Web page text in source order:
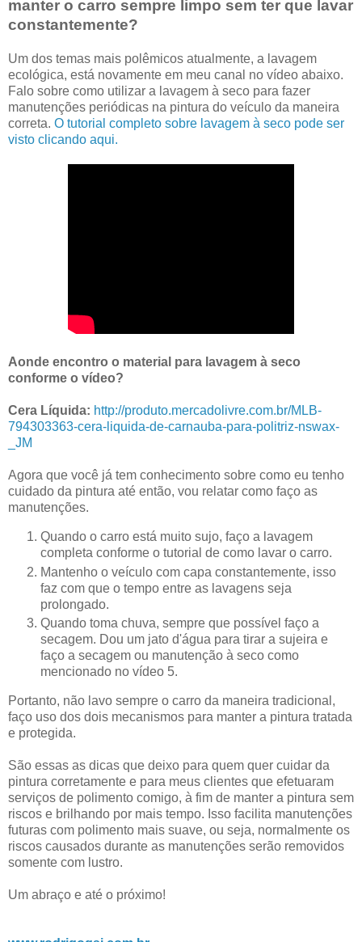
manter o carro sempre limpo sem ter que lavar
constantemente?
Um dos temas mais polêmicos atualmente, a lavagem
ecológica, está novamente em meu canal no vídeo abaixo.
Falo sobre como utilizar a lavagem à seco para fazer
manutenções periódicas na pintura do veículo da maneira
correta. O tutorial completo sobre lavagem à seco pode ser
visto clicando aqui.
Aonde encontro o material para lavagem à seco
conforme o vídeo?
Cera Líquida: http://produto.mercadolivre.com.br/MLB-
794303363-cera-liquida-de-carnauba-para-politriz-nswax-
_JM
Agora que você já tem conhecimento sobre como eu tenho
cuidado da pintura até então, vou relatar como faço as
manutenções.
Quando o carro está muito sujo, faço a lavagem
completa conforme o tutorial de como lavar o carro.
Mantenho o veículo com capa constantemente, isso
faz com que o tempo entre as lavagens seja
prolongado.
Quando toma chuva, sempre que possível faço a
secagem. Dou um jato d'água para tirar a sujeira e
faço a secagem ou manutenção à seco como
mencionado no vídeo 5.
Portanto, não lavo sempre o carro da maneira tradicional,
faço uso dos dois mecanismos para manter a pintura tratada
e protegida.
São essas as dicas que deixo para quem quer cuidar da
pintura corretamente e para meus clientes que efetuaram
serviços de polimento comigo, à fim de manter a pintura sem
riscos e brilhando por mais tempo. Isso facilita manutenções
futuras com polimento mais suave, ou seja, normalmente os
riscos causados durante as manutenções serão removidos
somente com lustro.
Um abraço e até o próximo!